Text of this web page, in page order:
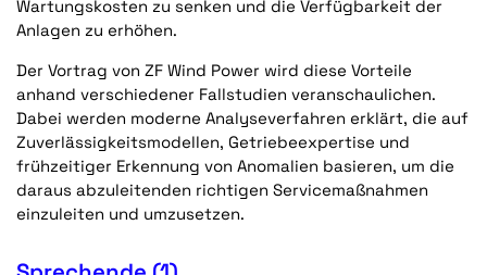
Wartungskosten zu senken und die Verfügbarkeit der
Anlagen zu erhöhen.
Der Vortrag von ZF Wind Power wird diese Vorteile
anhand verschiedener Fallstudien veranschaulichen.
Dabei werden moderne Analyseverfahren erklärt, die auf
Zuverlässigkeitsmodellen, Getriebeexpertise und
frühzeitiger Erkennung von Anomalien basieren, um die
daraus abzuleitenden richtigen Servicemaßnahmen
einzuleiten und umzusetzen.